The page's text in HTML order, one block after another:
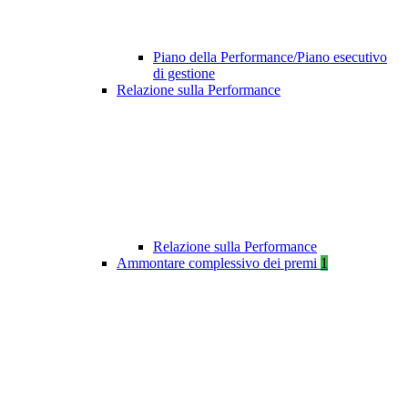
Piano della Performance/Piano esecutivo
di gestione
Relazione sulla Performance
Relazione sulla Performance
Ammontare complessivo dei premi 1